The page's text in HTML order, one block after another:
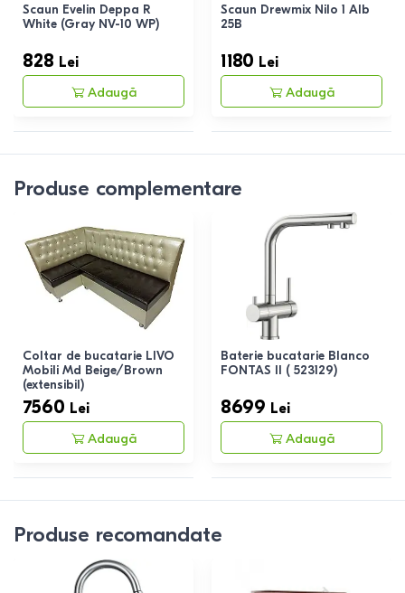
Scaun Evelin Deppa R
White (Gray NV-10 WP)
828 Lei
Adaugă
Scaun Drewmix Nilo 1 Alb
25B
1180 Lei
Adaugă
Produse complementare
Coltar de bucatarie LIVO
Mobili Md Beige/Brown
(extensibil)
7560 Lei
Adaugă
Baterie bucatarie Blanco
FONTAS II ( 523129)
8699 Lei
Adaugă
Produse recomandate